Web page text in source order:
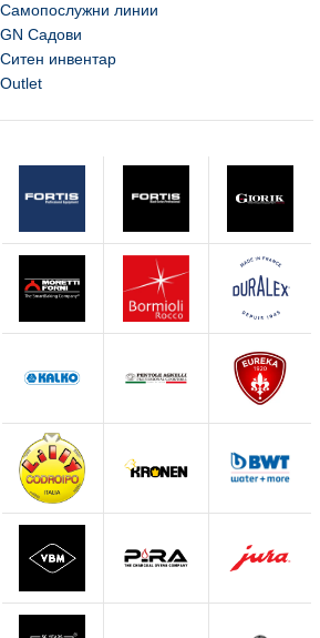
Самопослужни линии
GN Садови
Ситен инвентар
Outlet